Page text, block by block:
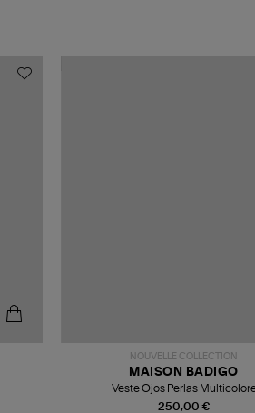
NOUVELLE COLLECTION
250,00 €
MAISON BADIGO
Veste Ojos Perlas